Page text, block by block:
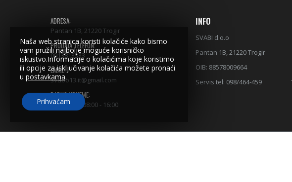
ADRESA:
Pantan 1B, 21220 Trogir
PRODAJA TELEFON:
0913813333
EMAIL:
svabo13.it@gmail.com
RADNO VRIJEME:
Pon - Pet / 08:00 - 16:00
INFO
SVABI d.o.o
Pantan 1B, 21220 Trogir
OIB: 88578009664
Servis tel: 098/464-459
Naša web stranica koristi kolačiće kako bismo
vam pružili najbolje moguće korisničko
iskustvo.Informacije o kolačićima koje koristimo
ili opcije za isključivanje kolačića možete pronaći
u postavkama.
Prihvaćam